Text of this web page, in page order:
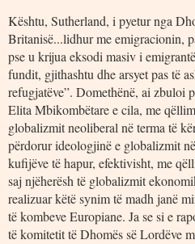
Kështu, Sutherland, i pyetur nga
Britanisë...lidhur me emigracionin,
pse u krijua eksodi masiv i
fundit, gjithashtu dhe arsyet pas të
refugjatëve”. Domethënë, ai zbuloi
Elita Mbikombëtare e cila, me
globalizmit neoliberal në terma të
përdorur ideologjinë e globalizmit
kufijëve të hapur, efektivisht, me
saj njëherësh të globalizmit
realizuar këtë synim të madh janë
të kombeve Europiane. Ja se si e
të komitetit të Dhomës së Lordëve